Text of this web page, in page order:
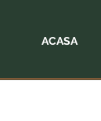
ACASA